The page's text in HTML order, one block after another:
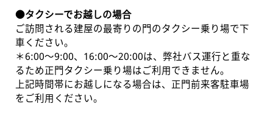
●タクシーでお越しの場合
ご訪問される建屋の最寄りの門のタクシー乗り場で下
車ください。
＊6:00～9:00、16:00～20:00は、弊社バス運行と重な
るため正門タクシー乗り場はご利用できません。
上記時間帯にお越しになる場合は、正門前来客駐車場
をご利用ください。